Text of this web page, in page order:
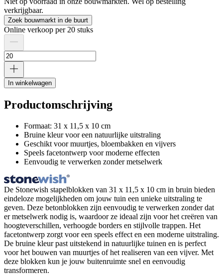
verkrijgbaar.
Zoek bouwmarkt in de buurt
Online verkoop per 20 stuks
In winkelwagen
Productomschrijving
Formaat: 31 x 11,5 x 10 cm
Bruine kleur voor een natuurlijke uitstraling
Geschikt voor muurtjes, bloembakken en vijvers
Speels facetontwerp voor moderne effecten
Eenvoudig te verwerken zonder metselwerk
De Stonewish stapelblokken van 31 x 11,5 x 10 cm in bruin bieden
eindeloze mogelijkheden om jouw tuin een unieke uitstraling te
geven. Deze betonblokken zijn eenvoudig te verwerken zonder dat
er metselwerk nodig is, waardoor ze ideaal zijn voor het creëren van
hoogteverschillen, verhoogde borders en stijlvolle trappen. Het
facetontwerp zorgt voor een speels effect en een moderne uitstraling.
De bruine kleur past uitstekend in natuurlijke tuinen en is perfect
voor het bouwen van muurtjes of het realiseren van een vijver. Met
deze blokken kun je jouw buitenruimte snel en eenvoudig
transformeren.